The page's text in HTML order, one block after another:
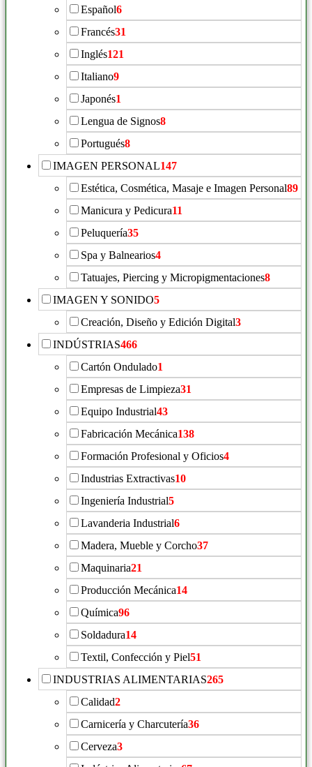
Español6
Francés31
Inglés121
Italiano9
Japonés1
Lengua de Signos8
Portugués8
IMAGEN PERSONAL147
Estética, Cosmética, Masaje e Imagen Personal89
Manicura y Pedicura11
Peluquería35
Spa y Balnearios4
Tatuajes, Piercing y Micropigmentaciones8
IMAGEN Y SONIDO5
Creación, Diseño y Edición Digital3
INDÚSTRIAS466
Cartón Ondulado1
Empresas de Limpieza31
Equipo Industrial43
Fabricación Mecánica138
Formación Profesional y Oficios4
Industrias Extractivas10
Ingeniería Industrial5
Lavanderia Industrial6
Madera, Mueble y Corcho37
Maquinaria21
Producción Mecánica14
Química96
Soldadura14
Textil, Confección y Piel51
INDUSTRIAS ALIMENTARIAS265
Calidad2
Carnicería y Charcutería36
Cerveza3